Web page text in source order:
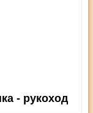
- рукоход